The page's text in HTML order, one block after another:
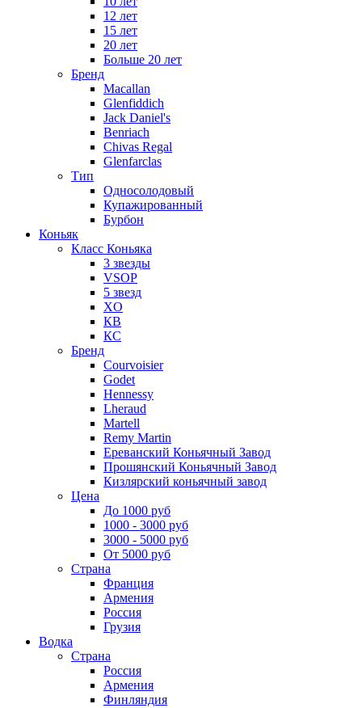
12 лет
15 лет
20 лет
Больше 20 лет
Бренд
Macallan
Glenfiddich
Jack Daniel's
Benriach
Chivas Regal
Glenfarclas
Тип
Односолодовый
Купажированный
Бурбон
Коньяк
Класс Коньяка
3 звезды
VSOP
5 звезд
XO
КВ
КС
Бренд
Courvoisier
Godet
Hennessy
Lheraud
Martell
Remy Martin
Ереванский Коньячный Завод
Прошянский Коньячный Завод
Кизлярский коньячный завод
Цена
До 1000 руб
1000 - 3000 руб
3000 - 5000 руб
От 5000 руб
Страна
Франция
Армения
Россия
Грузия
Водка
Страна
Россия
Армения
Финляндия